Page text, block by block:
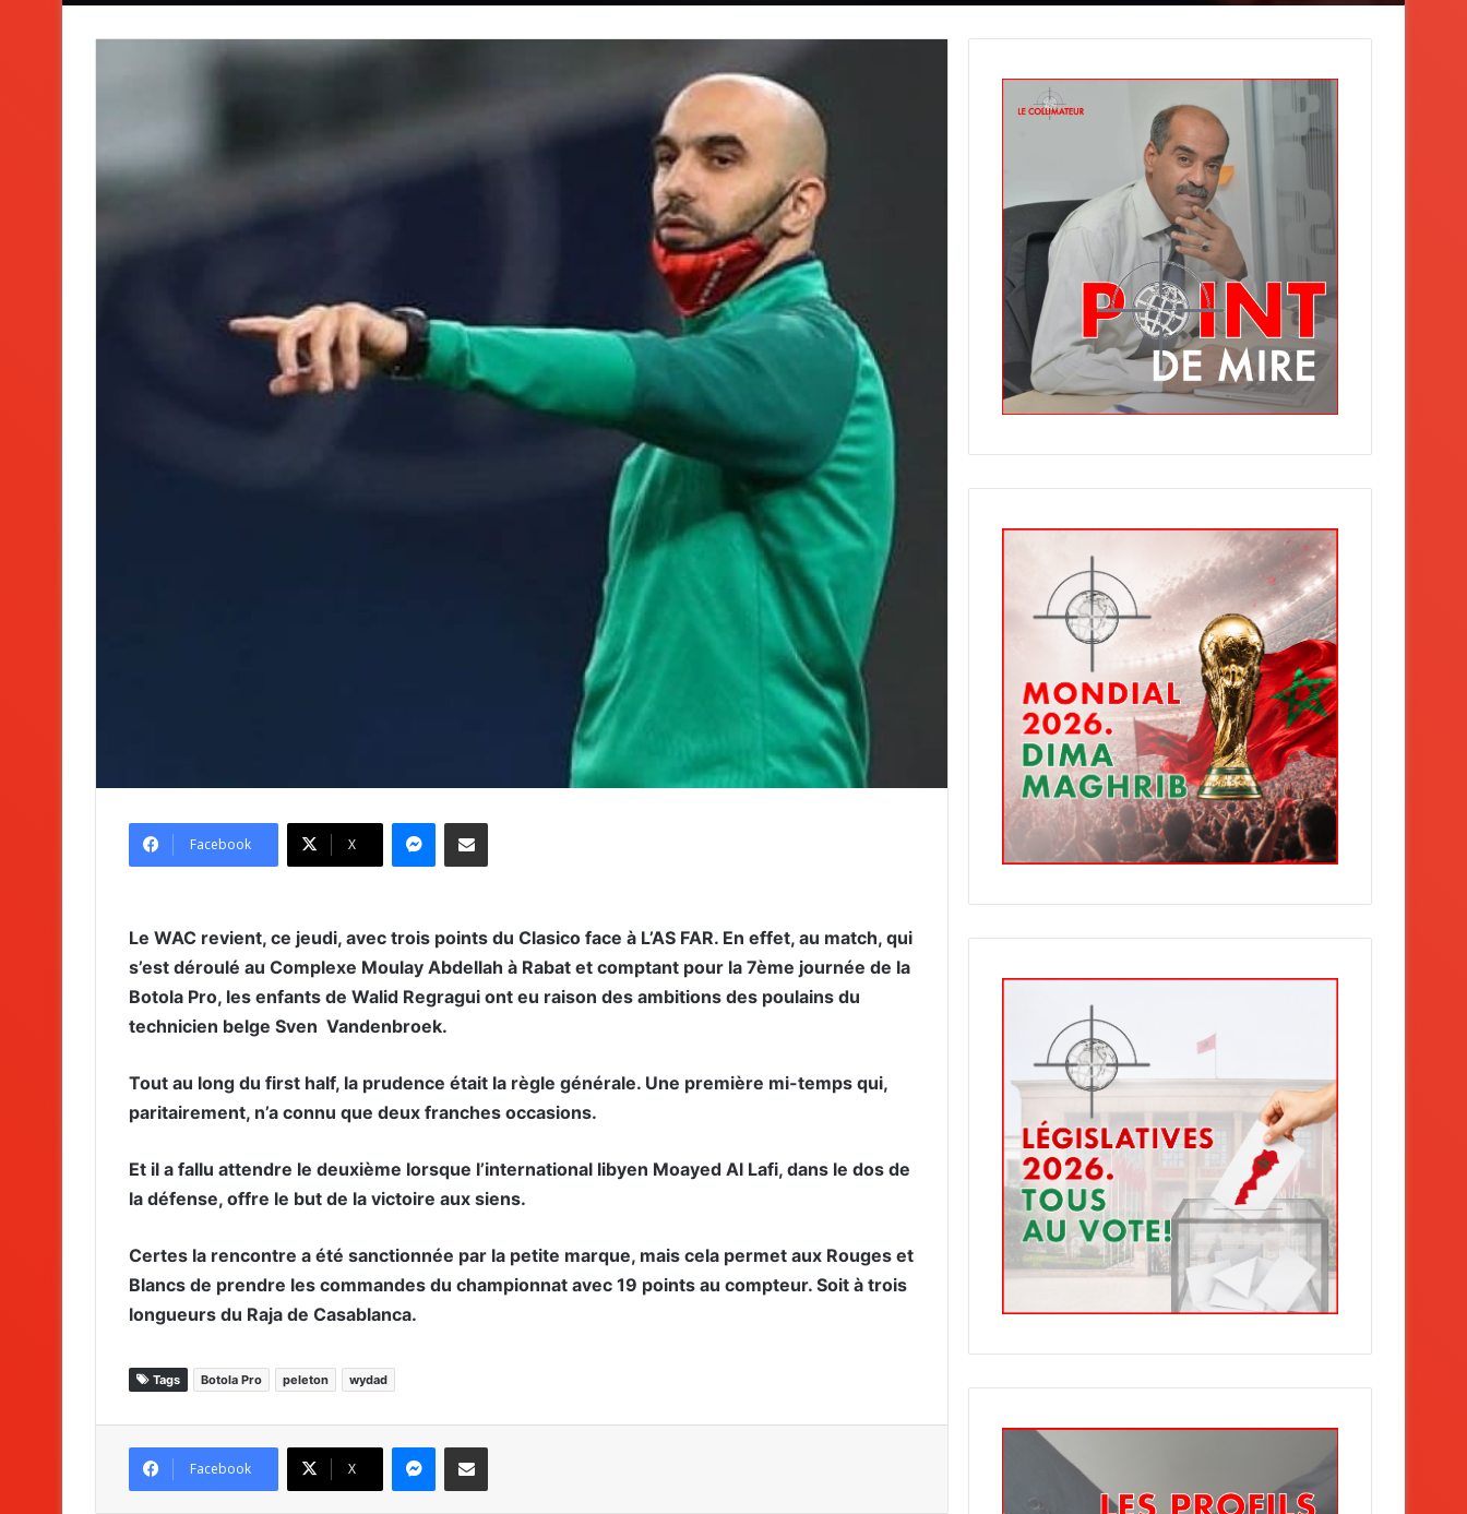
Facebook X
Le WAC revient, ce jeudi, avec trois points du Clasico face à L’AS FAR. En effet, au match, qui
s’est déroulé au Complexe Moulay Abdellah à Rabat et comptant pour la 7ème journée de la
Botola Pro, les enfants de Walid Regragui ont eu raison des ambitions des poulains du
technicien belge Sven Vandenbroek.
Tout au long du first half, la prudence était la règle générale. Une première mi-temps qui,
paritairement, n’a connu que deux franches occasions.
Et il a fallu attendre le deuxième lorsque l’international libyen Moayed Al Lafi, dans le dos de
la défense, offre le but de la victoire aux siens.
Certes la rencontre a été sanctionnée par la petite marque, mais cela permet aux Rouges et
Blancs de prendre les commandes du championnat avec 19 points au compteur. Soit à trois
longueurs du Raja de Casablanca.
Tags Botola Pro peleton wydad
Facebook X